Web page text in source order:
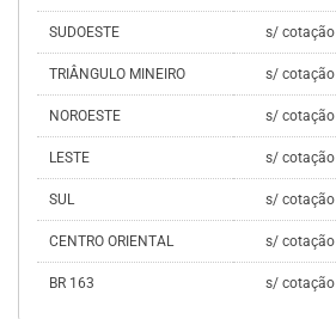
SUDOESTE s/ cotação
TRIÂNGULO MINEIRO s/ cotação
NOROESTE s/ cotação
LESTE s/ cotação
SUL s/ cotação
CENTRO ORIENTAL s/ cotação
BR 163 s/ cotação